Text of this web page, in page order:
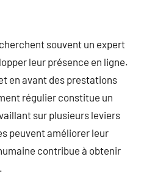
souvent un expert
leur présence en ligne.
en avant des prestations
régulier constitue un
sur plusieurs leviers
peuvent améliorer leur
contribue à obtenir